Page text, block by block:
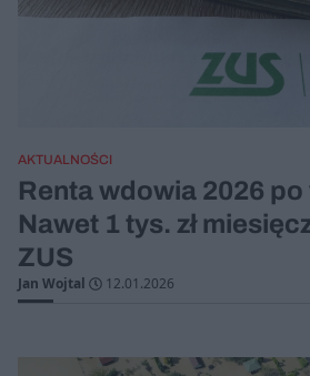
AKTUALNOŚCI
Renta wdowia 2026
Nawet 1 tys. zł
ZUS
Jan Wojtal 12.01.2026